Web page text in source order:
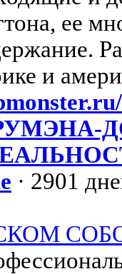
ее
и
· 2901